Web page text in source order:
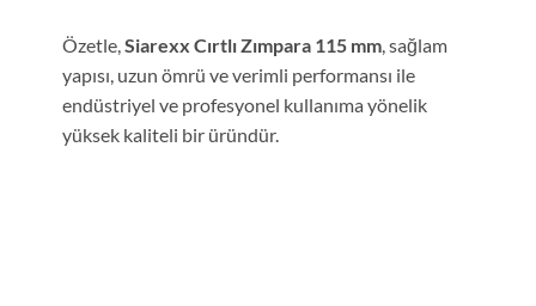
Özetle,Siarexx Cırtlı Zımpara 115 mm, sağlam
yapısı, uzun ömrü ve verimli performansı ile
endüstriyel ve profesyonel kullanıma yönelik
yüksek kaliteli bir üründür.